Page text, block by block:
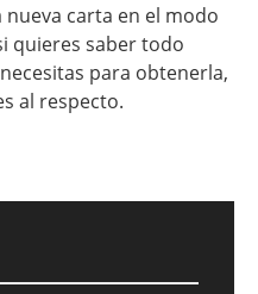
carta en el modo
quieres saber todo
para obtenerla,
al respecto.